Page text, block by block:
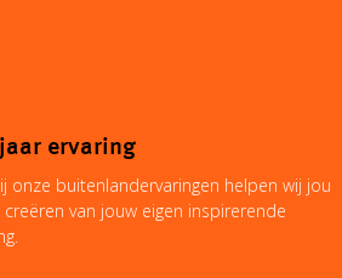
ervaring
onze buitenlandervaringen helpen wij jou
van jouw eigen inspirerende